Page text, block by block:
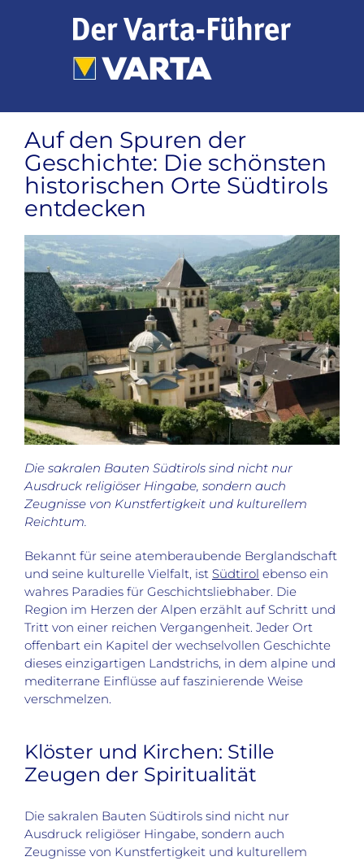
Auf den Spuren der
Geschichte: Die schönsten
historischen Orte Südtirols
entdecken
Zeige
grösseres
Bild
Die sakralen Bauten Südtirols sind nicht nur
Ausdruck religiöser Hingabe, sondern auch
Zeugnisse von Kunstfertigkeit und kulturellem
Reichtum.
Bekannt für seine atemberaubende Berglandschaft
und seine kulturelle Vielfalt, ist Südtirol ebenso ein
wahres Paradies für Geschichtsliebhaber. Die
Region im Herzen der Alpen erzählt auf Schritt und
Tritt von einer reichen Vergangenheit. Jeder Ort
offenbart ein Kapitel der wechselvollen Geschichte
dieses einzigartigen Landstrichs, in dem alpine und
mediterrane Einflüsse auf faszinierende Weise
verschmelzen.
Klöster und Kirchen: Stille
Zeugen der Spiritualität
Die sakralen Bauten Südtirols sind nicht nur
Ausdruck religiöser Hingabe, sondern auch
Zeugnisse von Kunstfertigkeit und kulturellem